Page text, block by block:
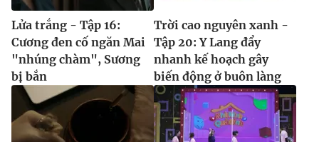
Lửa trắng - Tập 16:
Cương đen cố ngăn Mai
"nhúng chàm", Sương
bị bắn
Trời cao nguyên xanh -
Tập 20: Y Lang đẩy
nhanh kế hoạch gây
biến động ở buôn làng